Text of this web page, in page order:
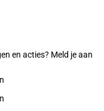
en acties? Meld je aan